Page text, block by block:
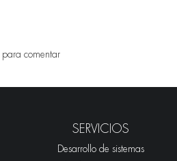
para comentar
SERVICIOS
Desarrollo de sistemas